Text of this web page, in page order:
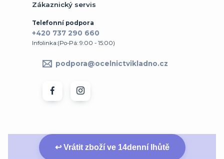
Zákaznický servis
Telefonní podpora
+420 737 290 660
Infolinka:(Po-Pá: 9:00 - 15:00)
podpora@ocelnictvikladno.cz
↩ Vrátit zboží ve 14denní lhůtě